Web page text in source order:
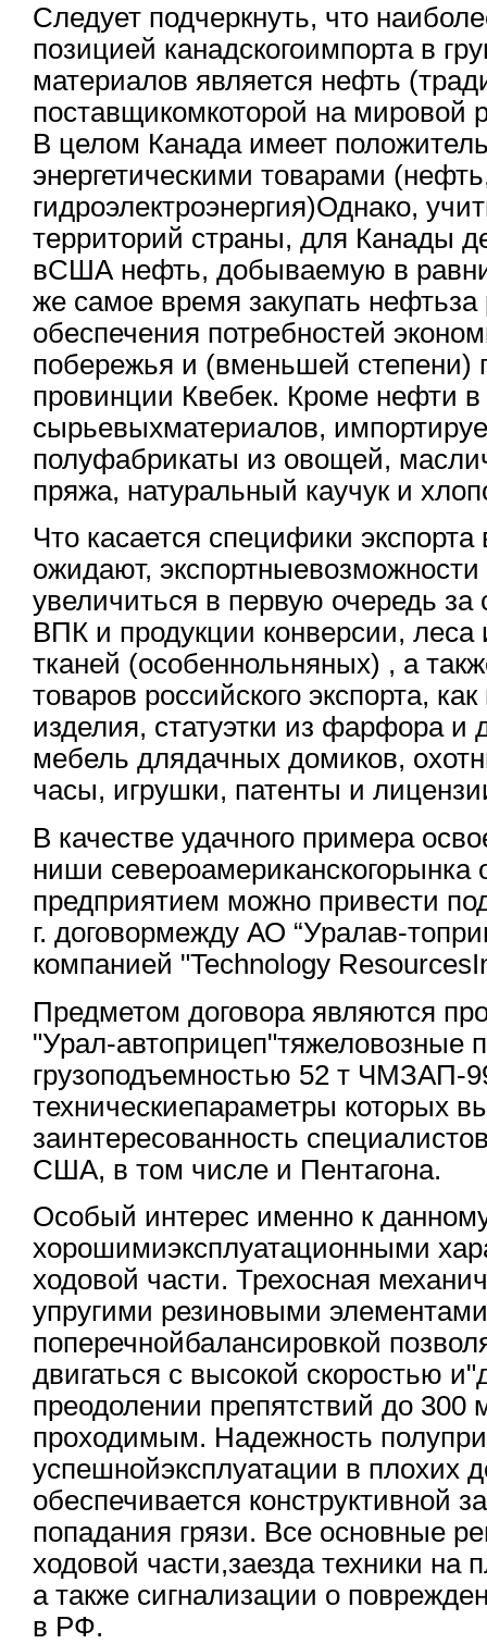
Следует подчеркнуть, что
позицией канадскогоимпорта в
материалов является нефть
поставщикомкоторой на мировой
В целом Канада имеет
энергетическими товарами
гидроэлектроэнергия)Однако,
территорий страны, для Канады
вСША нефть, добываемую в
же самое время закупать
обеспечения потребностей
побережья и (вменьшей степени)
провинции Квебек. Кроме нефти в
сырьевыхматериалов,
полуфабрикаты из овощей,
пряжа, натуральный каучук и
Что касается специфики
ожидают, экспортныевозможности
увеличиться в первую очередь за
ВПК и продукции конверсии, леса
тканей (особеннольняных) , а
товаров российского экспорта,
изделия, статуэтки из фарфора и
мебель длядачных домиков,
часы, игрушки, патенты и
В качестве удачного примера
ниши североамериканскогорынка
предприятием можно привести
г. договормежду АО “Уралав-
компанией "Technology
Предметом договора являются
"Урал-автоприцеп"тяжеловозные
грузоподъемностью 52 т ЧМЗАП-
техническиепараметры которых
заинтересованность
США, в том числе и Пентагона.
Особый интерес именно к
хорошимиэксплуатационными
ходовой части. Трехосная
упругими резиновыми
поперечнойбалансировкой
двигаться с высокой скоростью
преодолении препятствий до 300
проходимым. Надежность
успешнойэксплуатации в плохих
обеспечивается конструктивной
попадания грязи. Все основные
ходовой части,заезда техники на
а также сигнализации о
в РФ.